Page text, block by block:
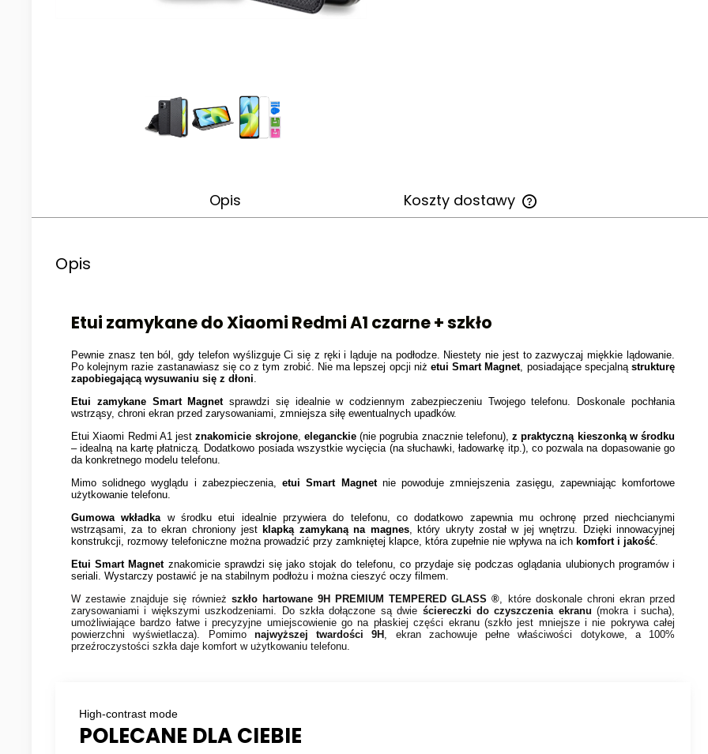
Opis Koszty dostawy
Opis
Etui zamykane do Xiaomi Redmi A1 czarne + szkło
Pewnie znasz ten ból, gdy telefon wyślizguje Ci się z ręki i ląduje na podłodze. Niestety nie jest to zazwyczaj miękkie lądowanie.
Po kolejnym razie zastanawiasz się co z tym zrobić. Nie ma lepszej opcji niż etui Smart Magnet, posiadające specjalnąstrukturę
zapobiegającą wysuwaniu się z dłoni
Etui zamykane Smart Magnetsprawdzi się idealnie w codziennym zabezpieczeniu Twojego telefonu. Doskonale pochłania
wstrząsy, chroni ekran przed zarysowaniami, zmniejsza siłę ewentualnych upadków.
Etui Xiaomi Redmi A1 jestznakomicie skrojone, eleganckie(nie pogrubia znacznie telefonu), z praktyczną kieszonką w środku
– idealną na kartę płatniczą. Dodatkowo posiada wszystkie wycięcia (na słuchawki, ładowarkę itp.), co pozwala na dopasowanie go
da konkretnego modelu telefonu.
Mimo solidnego wyglądu i zabezpieczenia,etui Smart Magnetnie powoduje zmniejszenia zasięgu, zapewniając komfortowe
użytkowanie telefonu.
Gumowa wkładka w środku etui idealnie przywiera do telefonu, co dodatkowo zapewnia mu ochronę przed niechcianymi
wstrząsami, za to ekran chroniony jest klapką zamykaną na magnes, który ukryty został w jej wnętrzu. Dzięki innowacyjnej
konstrukcji, rozmowy telefoniczne można prowadzić przy zamkniętej klapce, która zupełnie nie wpływa na ich komfort i jakość
Etui Smart Magnetznakomicie sprawdzi się jako stojak do telefonu, co przydaje się podczas oglądania ulubionych programów i
seriali. Wystarczy postawić je na stabilnym podłożu i można cieszyć oczy filmem.
W zestawie znajduje się również szkło hartowane 9H PREMIUM TEMPERED GLASS ® , które doskonale chroni ekran przed
zarysowaniami i większymi uszkodzeniami. Do szkła dołączone są dwie ściereczki do czyszczenia ekranu (mokra i sucha),
umożliwiające bardzo łatwe i precyzyjne umiejscowienie go na płaskiej części ekranu (szkło jest mniejsze i nie pokrywa całej
powierzchni wyświetlacza). Pomimo najwyższej twardości 9H
, ekran zachowuje pełne właściwości dotykowe, a 100%
przeźroczystości szkła daje komfort w użytkowaniu telefonu.
High-contrast mode
POLECANE DLA CIEBIE